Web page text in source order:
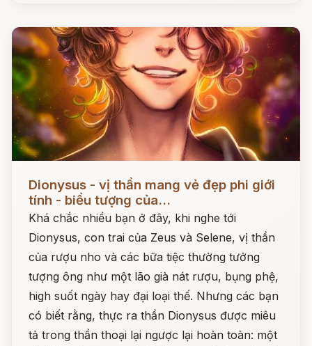
Dionysus - vị thần mang vẻ đẹp phi giới
tính - biểu tượng của...
Khá chắc nhiều bạn ở đây, khi nghe tới
Dionysus, con trai của Zeus và Selene, vị thần
của rượu nho và các bữa tiệc thường tưởng
tượng ông như một lão già nát rượu, bụng phệ,
high suốt ngày hay đại loại thế. Nhưng các bạn
có biết rằng, thực ra thần Dionysus được miêu
tả trong thần thoại lại ngược lại hoàn toàn: một